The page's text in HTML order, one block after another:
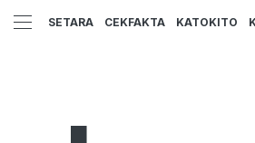
SETARA CEKFAKTA KATOKITO